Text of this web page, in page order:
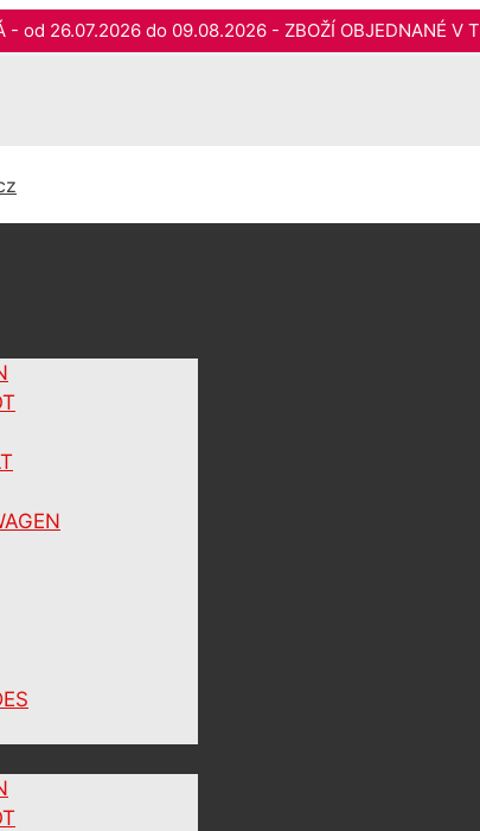
- od 26.07.2026 do 09.08.2026 - ZBOŽÍ OBJEDNANÉ V